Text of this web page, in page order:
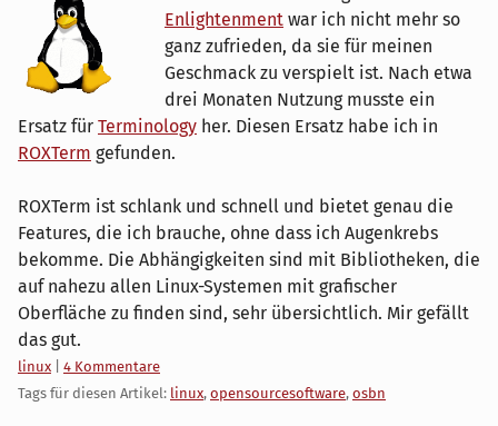
Enlightenment war ich nicht mehr so
ganz zufrieden, da sie für meinen
Geschmack zu verspielt ist. Nach etwa
drei Monaten Nutzung musste ein
Ersatz für Terminology her. Diesen Ersatz habe ich in
ROXTerm gefunden.
ROXTerm ist schlank und schnell und bietet genau die
Features, die ich brauche, ohne dass ich Augenkrebs
bekomme. Die Abhängigkeiten sind mit Bibliotheken, die
auf nahezu allen Linux-Systemen mit grafischer
Oberfläche zu finden sind, sehr übersichtlich. Mir gefällt
das gut.
Kategorien:
linux
4 Kommentare
Tags für diesen Artikel: linux, opensourcesoftware, osbn